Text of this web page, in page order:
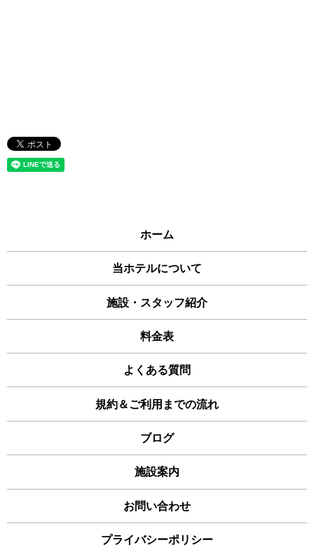
ホーム
当ホテルについて
施設・スタッフ紹介
料金表
よくある質問
規約＆ご利用までの流れ
ブログ
施設案内
お問い合わせ
プライバシーポリシー